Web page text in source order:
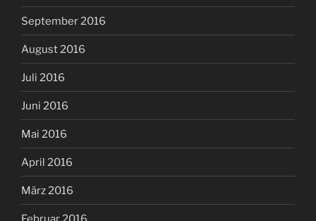
September 2016
August 2016
Juli 2016
Juni 2016
Mai 2016
April 2016
März 2016